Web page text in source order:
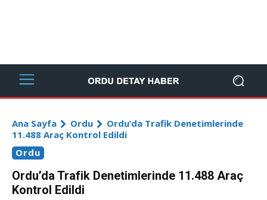
Ana Sayfa Ordu
Ordu’da Trafik Denetimlerinde
11.488 Araç Kontrol Edildi
Ordu
Ordu’da Trafik Denetimlerinde 11.488 Araç
Kontrol Edildi